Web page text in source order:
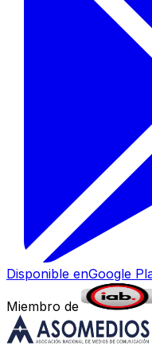
Disponible enGoogle
Miembro de